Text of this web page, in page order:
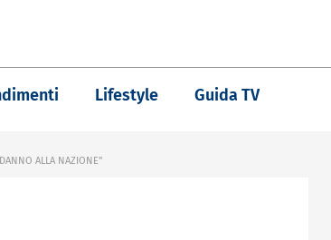
Lifestyle Guida TV
ALLA NAZIONE"